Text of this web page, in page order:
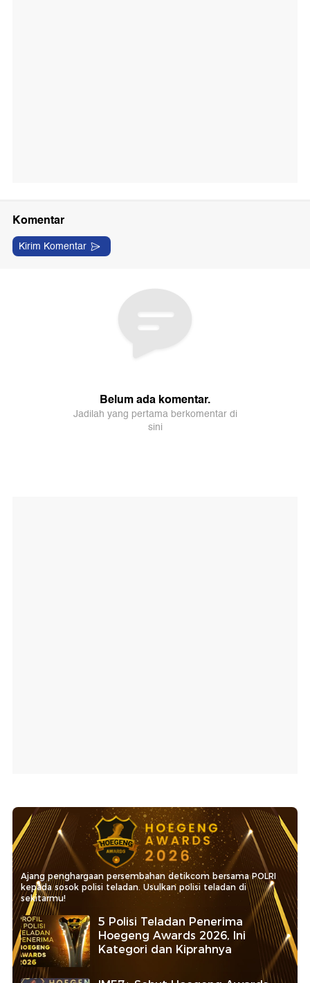
Ajang penghargaan persembahan detikcom bersama POLRI
kepada sosok polisi teladan. Usulkan polisi teladan di
sekitarmu!
5 Polisi Teladan Penerima
Hoegeng Awards 2026, Ini
Kategori dan Kiprahnya